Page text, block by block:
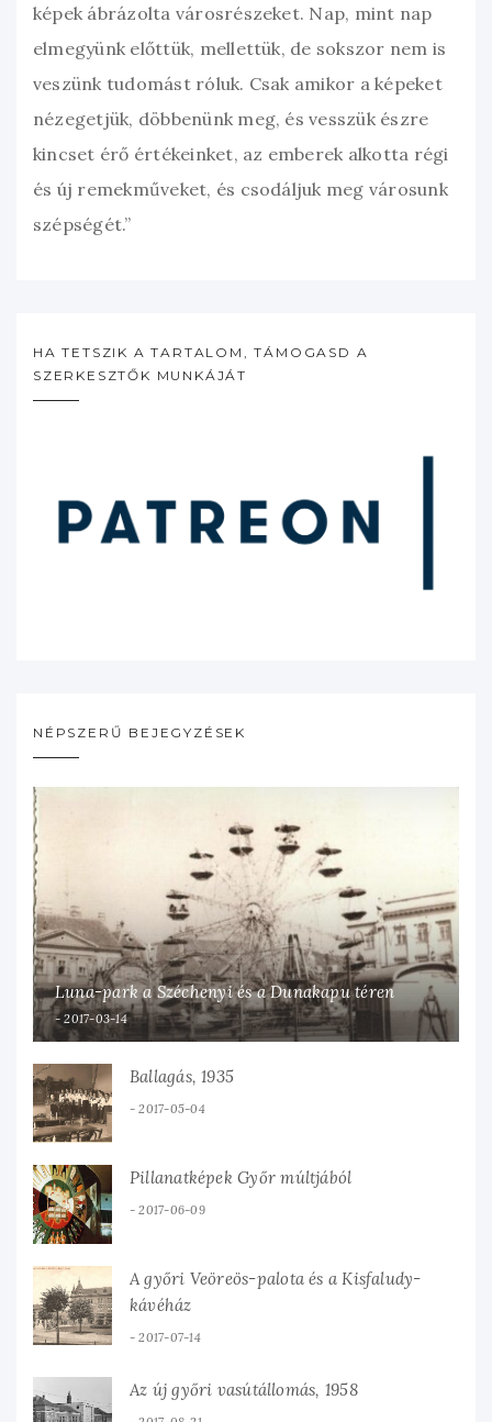
képek ábrázolta városrészeket. Nap, mint nap
elmegyünk előttük, mellettük, de sokszor nem is
veszünk tudomást róluk. Csak amikor a képeket
nézegetjük, döbbenünk meg, és vesszük észre
kincset érő értékeinket, az emberek alkotta régi
és új remekműveket, és csodáljuk meg városunk
szépségét.”
HA TETSZIK A TARTALOM, TÁMOGASD A
SZERKESZTŐK MUNKÁJÁT
NÉPSZERŰ BEJEGYZÉSEK
Luna-park a Széchenyi és a Dunakapu téren
2017-03-14
Ballagás, 1935
2017-05-04
Pillanatképek Győr múltjából
2017-06-09
A győri Veöreös-palota és a Kisfaludy-
kávéház
2017-07-14
Az új győri vasútállomás, 1958